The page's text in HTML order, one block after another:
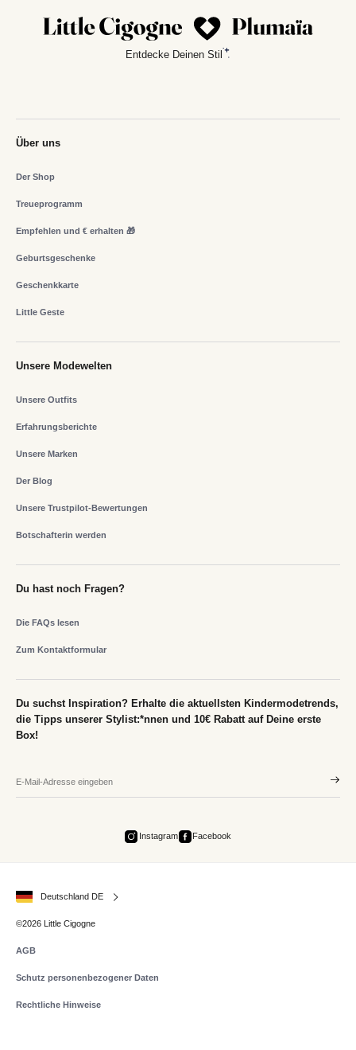
Entdecke Deinen Stil
Über uns
Der Shop
Treueprogramm
Empfehlen und € erhalten 🎁
Geburtsgeschenke
Geschenkkarte
Little Geste
Unsere Modewelten
Unsere Outfits
Erfahrungsberichte
Unsere Marken
Der Blog
Unsere Trustpilot-Bewertungen
Botschafterin werden
Du hast noch Fragen?
Die FAQs lesen
Zum Kontaktformular
Du suchst Inspiration? Erhalte die aktuellsten Kindermodetrends,
die Tipps unserer Stylist:*nnen und 10€ Rabatt auf Deine erste
Box!
Instagram Facebook
Deutschland DE
©2026 Little Cigogne
AGB
Schutz personenbezogener Daten
Rechtliche Hinweise